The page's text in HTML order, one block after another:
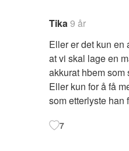
Tika9 år
Eller er det kun en
at vi skal lage en
akkurat hbem
Eller kun for å få
som etterlyste han
7